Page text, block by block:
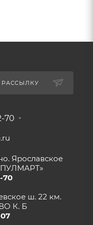
РАССЫЛКУ
70
Ярославское
70
ш. 22 км.
К. Б